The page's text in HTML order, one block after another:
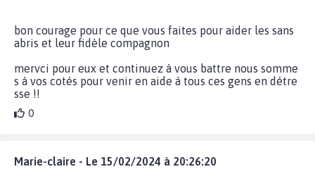
bon courage pour ce que vous faites pour aider les sans
abris et leur fidèle compagnon
mervci pour eux et continuez à vous battre nous somme
s à vos cotés pour venir en aide à tous ces gens en détre
sse !!
0
Marie-claire - Le 15/02/2024 à 20:26:20